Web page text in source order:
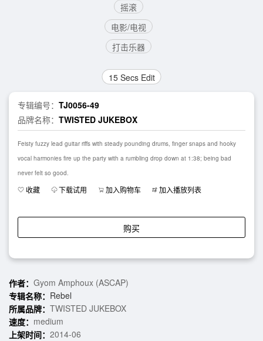
摇滚
电影/电视
打击乐器
15 Secs Edit
专辑编号： TJ0056-49
品牌名称： TWISTED JUKEBOX
Feisty fuzzy lead guitar riffs with steady pounding drums, finger snaps and hooky
vocal harmonies fire up the party with a rumbling drop down at 1:38; being bad
never felt so good.
收藏 下载试用 加入购物车 加入播放列表
购买
作者： Gyom Amphoux (ASCAP)
专辑名称： Rebel
所属品牌： TWISTED JUKEBOX
速度： medium
上架时间： 2014-06